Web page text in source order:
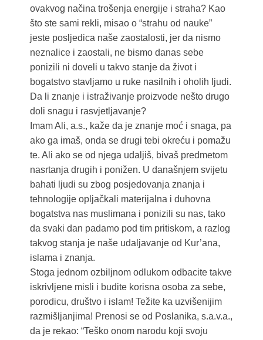
ovakvog načina trošenja energije i straha? Kao
što ste sami rekli, misao o “strahu od nauke”
jeste posljedica naše zaostalosti, jer da nismo
neznalice i zaostali, ne bismo danas sebe
ponizili ni doveli u takvo stanje da život i
bogatstvo stavljamo u ruke nasilnih i oholih ljudi.
Da li znanje i istraživanje proizvode nešto drugo
doli snagu i rasvjetljavanje?
Imam Ali, a.s., kaže da je znanje moć i snaga, pa
ako ga imaš, onda se drugi tebi okreću i pomažu
te. Ali ako se od njega udaljiš, bivaš predmetom
nasrtanja drugih i ponižen. U današnjem svijetu
bahati ljudi su zbog posjedovanja znanja i
tehnologije opljačkali materijalna i duhovna
bogatstva nas muslimana i ponizili su nas, tako
da svaki dan padamo pod tim pritiskom, a razlog
takvog stanja je naše udaljavanje od Kur’ana,
islama i znanja.
Stoga jednom ozbiljnom odlukom odbacite takve
iskrivljene misli i budite korisna osoba za sebe,
porodicu, društvo i islam! Težite ka uzvišenijim
razmišljanjima! Prenosi se od Poslanika, s.a.v.a.,
da je rekao: “Teško onom narodu koji svoju